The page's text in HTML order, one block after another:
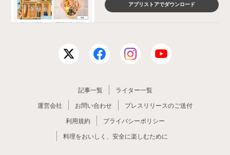
アプリストアでダウンロード
記事一覧
ライター一覧
運営会社
お問い合わせ
プレスリリースのご送付
利用規約
プライバシーポリシー
料理をおいしく、安全に楽しむために